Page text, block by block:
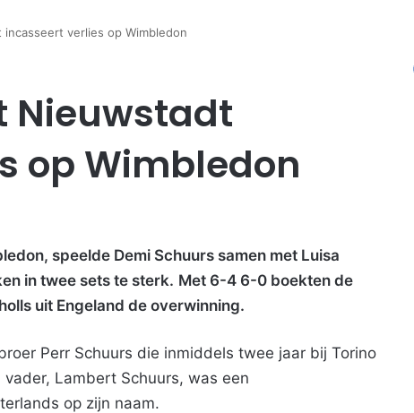
verlies op Wimbledon
Nieuwstadt
op Wimbledon
speelde Demi Schuurs samen met Luisa
in twee sets te sterk. Met 6-4 6-0 boekten de
uit Engeland de overwinning.
Perr Schuurs die inmiddels twee jaar bij Torino
Lambert Schuurs, was een
op zijn naam.